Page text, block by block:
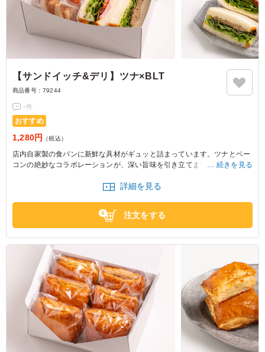
【サンドイッチ&デリ】ツナ×BLT
商品番号： 79244
-件
おすすめ
1,280円 （税込）
店内自家製の食パンに新鮮な具材がギュッと詰まっています。ツナとベー
コンの絶妙なコラボレーションが、深い旨味を引き立てます。ブレッド&
ンスで、満足感も味わえます。
続きを見る
詳細を見る
注文をする